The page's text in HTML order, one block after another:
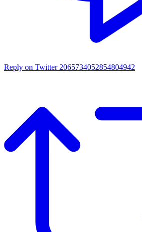
Reply on Twitter 2065734052854804942